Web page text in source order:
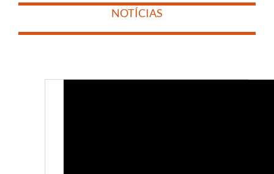
​
NOTÍCIAS
​